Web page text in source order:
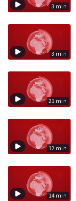
3 min
3 min
21 min
12 min
14 min